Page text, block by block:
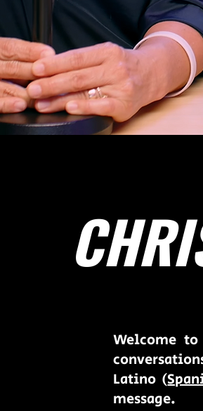
Welcome
Latino (
message.